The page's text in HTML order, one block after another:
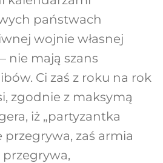
państwach
wojnie własnej
nie mają szans
Ci zaś z roku na rok
zgodnie z maksymą
iż „partyzantka
przegrywa, zaś armia